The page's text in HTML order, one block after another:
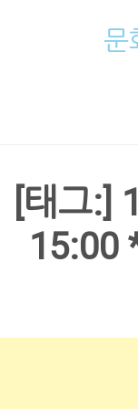
문
[태그:]
15:00